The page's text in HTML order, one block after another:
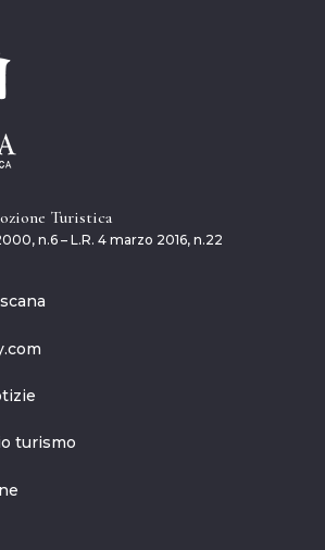
Turistica
n.6 – L.R. 4 marzo 2016, n.22
turismo